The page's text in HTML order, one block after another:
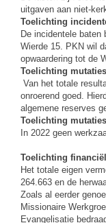
uitgaven aan niet-
Toelichting
De incidentele baten
Wierde 15. PKN wil
opwaardering tot de
Toelichting
Van het totale
onroerend goed.
algemene reserves
Toelichting
In 2022 geen
Toelichting
Het totale eigen
264.663 en de
Zoals al eerder
Missionaire
Evangelisatie